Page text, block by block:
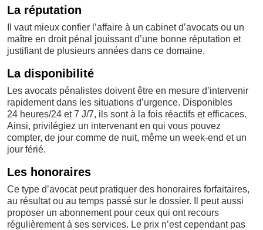
La réputation
Il vaut mieux confier l’affaire à un cabinet d’avocats ou un
maître en droit pénal jouissant d’une bonne réputation et
justifiant de plusieurs années dans ce domaine.
La disponibilité
Les avocats pénalistes doivent être en mesure d’intervenir
rapidement dans les situations d’urgence. Disponibles
24 heures/24 et 7 J/7, ils sont à la fois réactifs et efficaces.
Ainsi, privilégiez un intervenant en qui vous pouvez
compter, de jour comme de nuit, même un week-end et un
jour férié.
Les honoraires
Ce type d’avocat peut pratiquer des honoraires forfaitaires,
au résultat ou au temps passé sur le dossier. Il peut aussi
proposer un abonnement pour ceux qui ont recours
régulièrement à ses services. Le prix n’est cependant pas